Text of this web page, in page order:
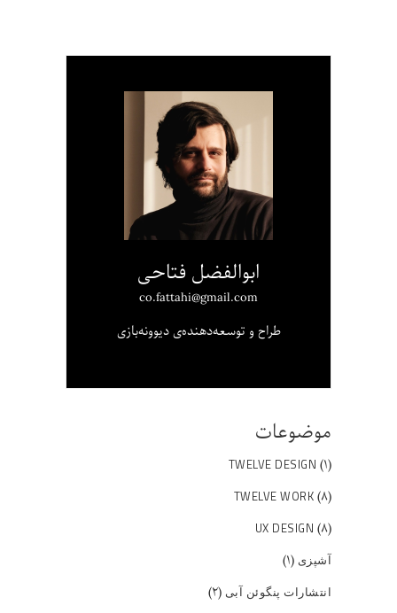
ابوالفضل فتاحی
co.fattahi@gmail.com
طراح و توسعه‌دهنده‌ی دیوونه‌بازی
موضوعات
TWELVE DESIGN (۱)
TWELVE WORK (۸)
UX DESIGN (۸)
آشپزی (۱)
انتشارات پنگوئن آبی (۲)